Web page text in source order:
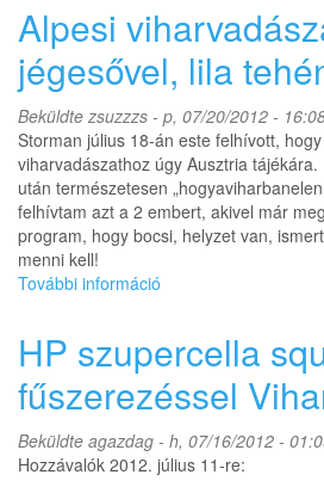
tartalommal
kapcsolatosan
Alpesi
jégesővel, lila
Beküldte zsuzzzs - p, 07/20/2012 -
Storman július 18-án este felhívott,
viharvadászathoz úgy Ausztria
után természetesen
felhívtam azt a 2 embert, akivel már
program, hogy bocsi, helyzet van,
menni kell!
További információ
lila
tehén
nélkül
kapcsolatosan
HP szupercella
fűszerezéssel
Beküldte agazdag - h, 07/16/2012 -
Hozzávalók 2012. július 11-re: